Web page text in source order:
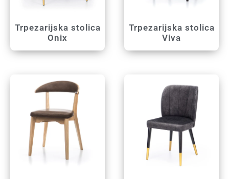
Trpezarijska stolica
Onix
Trpezarijska stolica
Viva